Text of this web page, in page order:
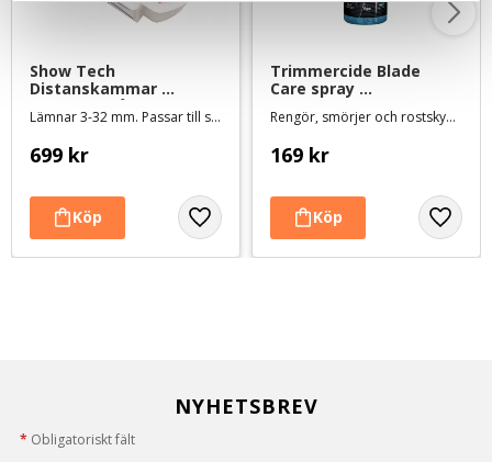
Show Tech
Distanskammar
rostfritt stål 9-pack -
snap-on
Lämnar 3-32 mm. Passar till standard snap on-skär #30, #15 och #10
699 kr
Trimmercide Blade
Care spray
Rengöringsvätska - 500
ml
Rengör, smörjer och rostskyddar skären. Mild lukt och svensktillverkad
169 kr
NYHETSBREV
* Obligatoriskt fält